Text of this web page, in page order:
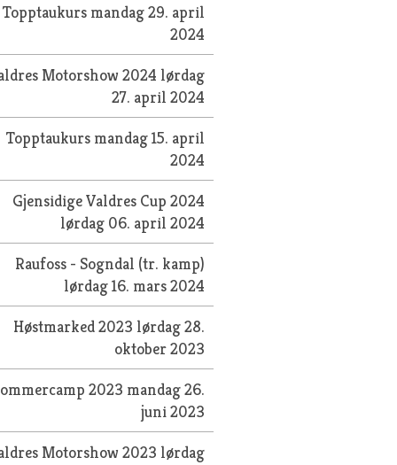
Topptaukurs mandag 29. april
2024
Motorshow 2024 lørdag
27. april 2024
Topptaukurs mandag 15. april
2024
Gjensidige Valdres Cup 2024
lørdag 06. april 2024
Raufoss - Sogndal (tr. kamp)
lørdag 16. mars 2024
Høstmarked 2023 lørdag 28.
oktober 2023
2023 mandag 26.
juni 2023
Motorshow 2023 lørdag